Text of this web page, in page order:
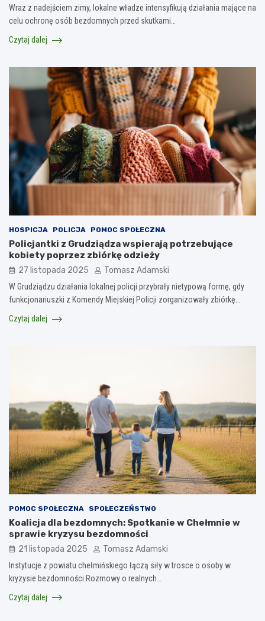
Wraz z nadejściem zimy, lokalne władze intensyfikują działania mające na
celu ochronę osób bezdomnych przed skutkami…
Czytaj dalej
HOSPICJA POLICJA POMOC SPOŁECZNA
Policjantki z Grudziądza wspierają potrzebujące
kobiety poprzez zbiórkę odzieży
27 listopada 2025 Tomasz Adamski
W Grudziądzu działania lokalnej policji przybrały nietypową formę, gdy
funkcjonariuszki z Komendy Miejskiej Policji zorganizowały zbiórkę…
Czytaj dalej
POMOC SPOŁECZNA SPOŁECZEŃSTWO
Koalicja dla bezdomnych: Spotkanie w Chełmnie w
sprawie kryzysu bezdomności
21 listopada 2025 Tomasz Adamski
Instytucje z powiatu chełmińskiego łączą siły w trosce o osoby w
kryzysie bezdomności Rozmowy o realnych…
Czytaj dalej